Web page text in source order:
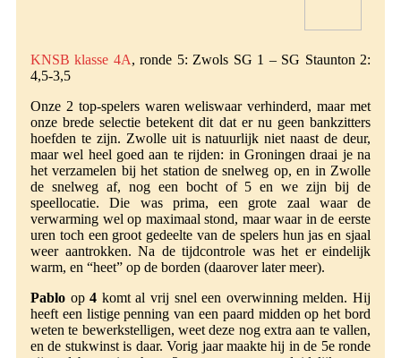
KNSB klasse 4A, ronde 5: Zwols SG 1 – SG Staunton 2:
4,5-3,5
Onze 2 top-spelers waren weliswaar verhinderd, maar met
onze brede selectie betekent dit dat er nu geen bankzitters
hoefden te zijn. Zwolle uit is natuurlijk niet naast de deur,
maar wel heel goed aan te rijden: in Groningen draai je na
het verzamelen bij het station de snelweg op, en in Zwolle
de snelweg af, nog een bocht of 5 en we zijn bij de
speellocatie. Die was prima, een grote zaal waar de
verwarming wel op maximaal stond, maar waar in de eerste
uren toch een groot gedeelte van de spelers hun jas en sjaal
weer aantrokken. Na de tijdcontrole was het er eindelijk
warm, en “heet” op de borden (daarover later meer).
Pablo op4 komt al vrij snel een overwinning melden. Hij
heeft een listige penning van een paard midden op het bord
weten te bewerkstelligen, weet deze nog extra aan te vallen,
en de stukwinst is daar. Vorig jaar maakte hij in de 5e ronde